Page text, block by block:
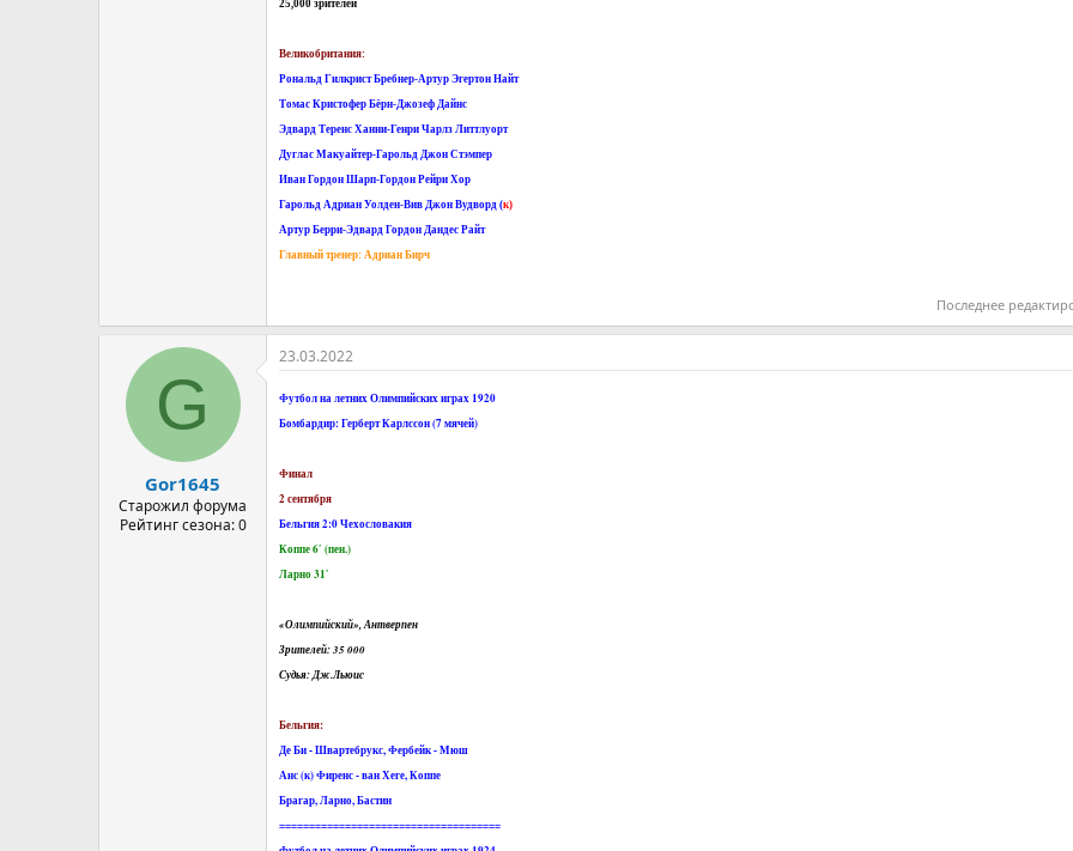
25,000 зрителей
Великобритания:
Рональд Гилкрист Бребнер-Артур Эгертон Найт
Томас Кристофер Бёрн-Джозеф Дайнс
Эдвард Теренс Ханни-Генри Чарлз Литтлуорт
Дуглас Макуайтер-Гарольд Джон Стэмпер
Иван Гордон Шарп-Гордон Рейри Хор
Гарольд Адриан Уолден-Вив Джон Вудворд (к)
Артур Берри-Эдвард Гордон Дандес Райт
Главный тренер: Адриан Бирч
Последнее
G
Gor1645
Старожил форума
Рейтинг сезона: 0
23.03.2022
Футбол на летних Олимпийских играх 1920
Бомбардир: Герберт Карлссон (7 мячей)
Финал
2 сентября
Бельгия 2:0 Чехословакия
Коппе 6′ (пен.)
Ларно 31′
«Олимпийский», Антверпен
Зрителей: 35 000
Судья: Дж.Льюис
Бельгия:
Де Би - Швартебрукс, Фербейк - Мюш
Анс (к) Фиренс - ван Хеге, Коппе
Брагар, Ларно, Бастин
=====================================